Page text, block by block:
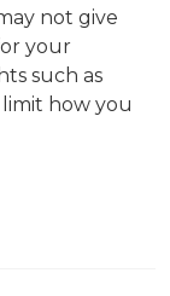
not give
your
such as
limit how you